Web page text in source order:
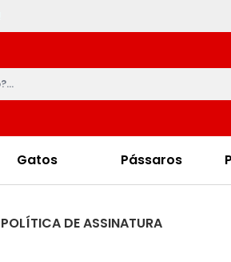
Gatos Pássaros
POLÍTICA DE ASSINATURA